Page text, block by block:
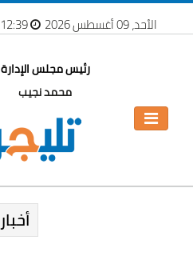
الأحد، 09 أغسطس 2026 12:39 م
رئيس مجلس الإدارة
محمد نجيب
أخبار